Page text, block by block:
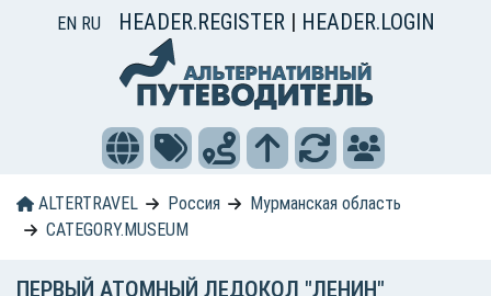
EN RU HEADER.REGISTER | HEADER.LOGIN
ALTERTRAVEL Россия
Мурманская область
CATEGORY.MUSEUM
ПЕРВЫЙ АТОМНЫЙ ЛЕДОКОЛ "ЛЕНИН"